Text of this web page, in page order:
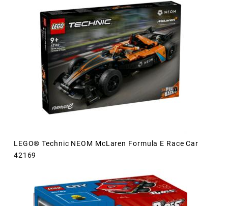
LEGO® Technic NEOM McLaren Formula E Race Car
42169